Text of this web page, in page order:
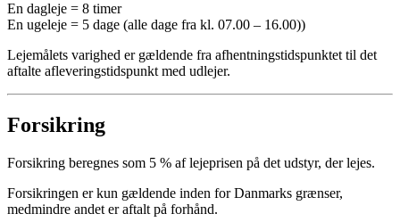
En dagleje = 8 timer
En ugeleje = 5 dage (alle dage fra kl. 07.00 – 16.00))
Lejemålets varighed er gældende fra afhentningstidspunktet til det
aftalte afleveringstidspunkt med udlejer.
Forsikring
Forsikring beregnes som 5 % af lejeprisen på det udstyr, der lejes.
Forsikringen er kun gældende inden for Danmarks grænser,
medmindre andet er aftalt på forhånd.